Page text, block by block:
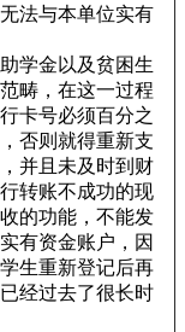
法与本单位实有
学金以及贫困生
畴，在这一过程
卡号必须百分之
否则就得重新支
并且未及时到财
转账不成功的现
的功能，不能发
有资金账户，因
生重新登记后再
经过去了很长时